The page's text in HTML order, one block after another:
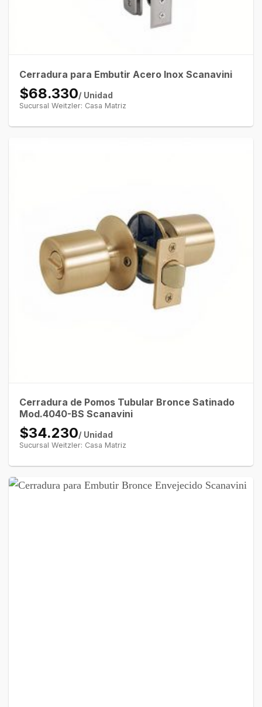
Cerradura para Embutir Acero Inox Scanavini
$68.330/ Unidad
Sucursal Weitzler: Casa Matriz
Cerradura de Pomos Tubular Bronce Satinado
Mod.4040-BS Scanavini
$34.230/ Unidad
Sucursal Weitzler: Casa Matriz